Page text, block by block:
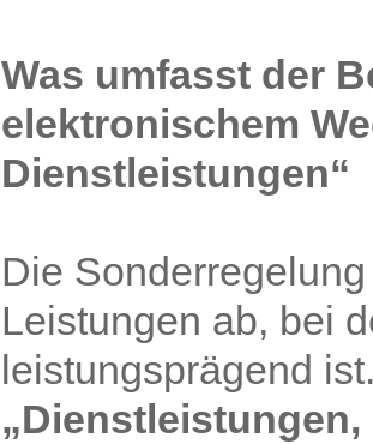
Was umfasst der
elektronischem
Dienstleistungen“
Die
Leistungen ab, bei
leistungsprägend